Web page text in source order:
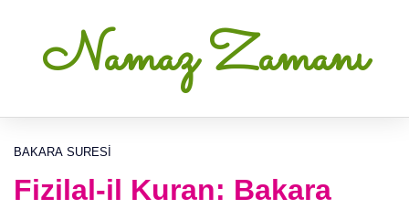
Namaz Zamanı
BAKARA SURESI
Fizilal-il Kuran: Bakara